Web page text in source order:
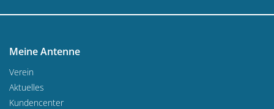
Meine Antenne
Verein
Aktuelles
Kundencenter